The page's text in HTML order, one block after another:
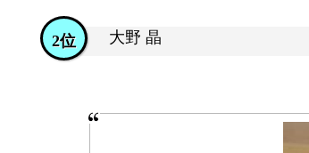
大野 晶
2位